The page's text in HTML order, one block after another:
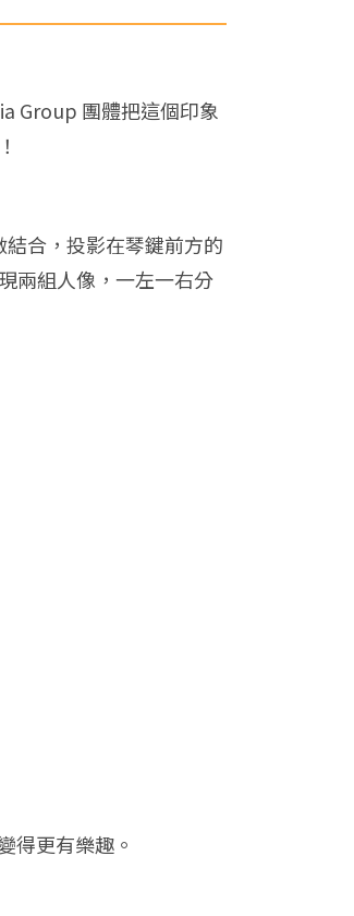
Group 團體把這個印象
合，投影在琴鍵前方的
兩組人像，一左一右分
得更有樂趣。